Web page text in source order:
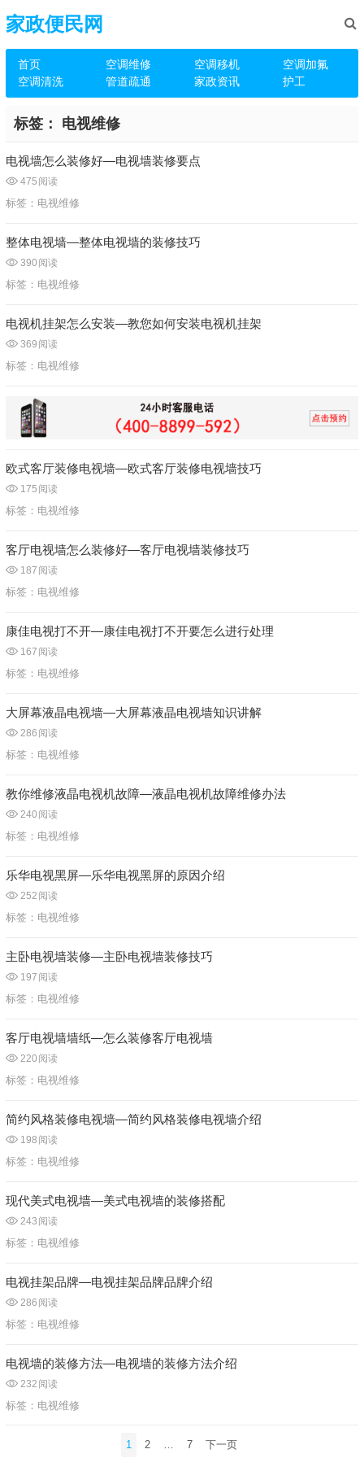
家政便民网
首页 空调维修 空调移机
空调加氟
空调清洗
管道疏通 家政资讯 护工
标签： 电视维修
电视墙怎么装修好—电视墙装修要点
475 阅读
标签： 电视维修
整体电视墙—整体电视墙的装修技巧
390 阅读
标签： 电视维修
电视机挂架怎么安装—教您如何安装电视机挂架
369 阅读
标签： 电视维修
欧式客厅装修电视墙—欧式客厅装修电视墙技巧
175 阅读
标签： 电视维修
客厅电视墙怎么装修好—客厅电视墙装修技巧
187 阅读
标签： 电视维修
康佳电视打不开—康佳电视打不开要怎么进行处理
167 阅读
标签： 电视维修
大屏幕液晶电视墙—大屏幕液晶电视墙知识讲解
286 阅读
标签： 电视维修
教你维修液晶电视机故障—液晶电视机故障维修办法
240 阅读
标签： 电视维修
乐华电视黑屏—乐华电视黑屏的原因介绍
252 阅读
标签： 电视维修
主卧电视墙装修—主卧电视墙装修技巧
197 阅读
标签： 电视维修
客厅电视墙墙纸—怎么装修客厅电视墙
220 阅读
标签： 电视维修
简约风格装修电视墙—简约风格装修电视墙介绍
198 阅读
标签： 电视维修
现代美式电视墙—美式电视墙的装修搭配
243 阅读
标签： 电视维修
电视挂架品牌—电视挂架品牌品牌介绍
286 阅读
标签： 电视维修
电视墙的装修方法—电视墙的装修方法介绍
232 阅读
标签： 电视维修
1 2 7 下一页